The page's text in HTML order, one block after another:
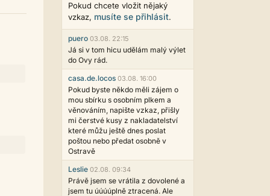
Pokud chcete vložit nějaký
vzkaz, musíte se přihlásit.
puero 03.08. 22:15
Já si v tom hicu udělám malý výlet
do Ovy rád.
casa.de.locos 03.08. 16:00
Pokud byste někdo měli zájem o
mou sbírku s osobním plkem a
věnováním, napište vzkaz, přišly
mi čerstvé kusy z nakladatelství
které můžu ještě dnes poslat
poštou nebo předat osobně v
Ostravě
Leslie 02.08. 09:34
Právě jsem se vrátila z dovolené a
jsem tu úúúúplně ztracená. Ale